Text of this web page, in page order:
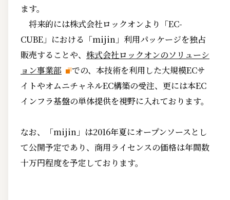
ます。
将来的には株式会社ロックオンより「EC-
CUBE」における「mijin」利用パッケージを独占
販売することや、 株式会社ロックオンのソリューシ
ョン事業部
での、本技術を利用した大規模ECサ
イトやオムニチャネルEC構築の受注、更には本EC
インフラ基盤の単体提供を視野に入れております。
なお、「mijin」は2016年夏にオープンソースとし
て公開予定であり、商用ライセンスの価格は年間数
十万円程度を予定しております。